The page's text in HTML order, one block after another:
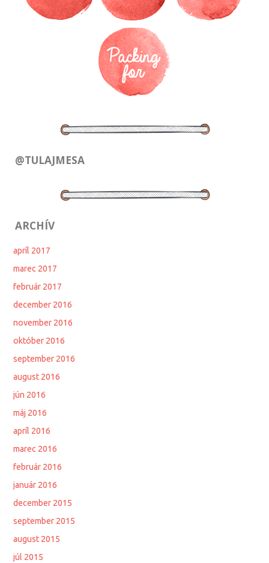
@TULAJMESA
ARCHÍV
apríl 2017
marec 2017
február 2017
december 2016
november 2016
október 2016
september 2016
august 2016
jún 2016
máj 2016
apríl 2016
marec 2016
február 2016
január 2016
december 2015
september 2015
august 2015
júl 2015